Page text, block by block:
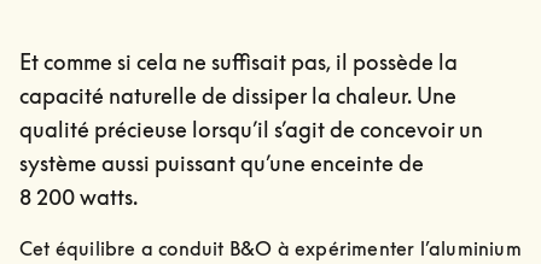
Et comme si cela ne suffisait pas, il possède la
capacité naturelle de dissiper la chaleur. Une
qualité précieuse lorsqu’il s’agit de concevoir un
système aussi puissant qu’une enceinte de
8 200 watts.
Cet équilibre a conduit B&O à expérimenter l’aluminium